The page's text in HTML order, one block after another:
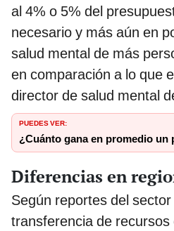
al 4% o 5% del
necesario y más aún en
salud mental de más
en comparación a lo que
director de salud mental
PUEDES VER:
¿Cuánto gana en promedio un
Diferencias en
Según reportes del
transferencia de